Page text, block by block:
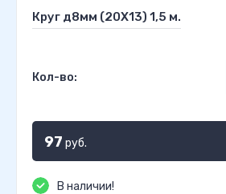
Круг д8мм (20Х13) 1,5 м.
Кол-во:
97 руб.
В наличии!